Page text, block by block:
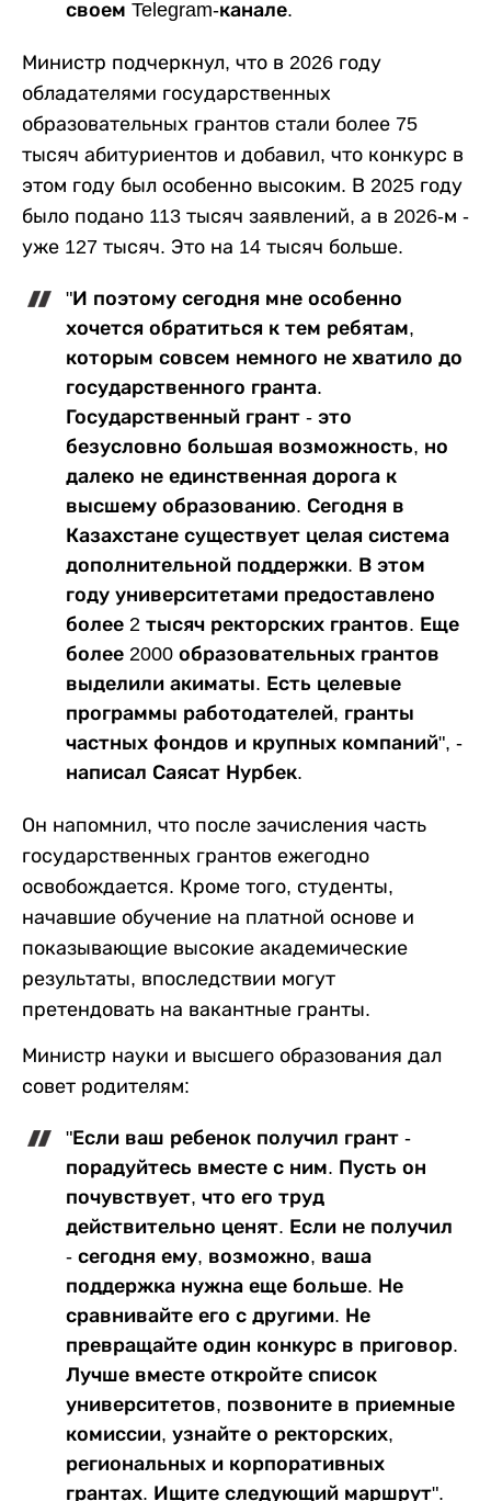
своем Telegram-канале.
Министр подчеркнул, что в 2026 году
обладателями государственных
образовательных грантов стали более 75
тысяч абитуриентов и добавил, что конкурс в
этом году был особенно высоким. В 2025 году
было подано 113 тысяч заявлений, а в 2026-м -
уже 127 тысяч. Это на 14 тысяч больше.
"И поэтому сегодня мне особенно
хочется обратиться к тем ребятам,
которым совсем немного не хватило до
государственного гранта.
Государственный грант - это
безусловно большая возможность, но
далеко не единственная дорога к
высшему образованию. Сегодня в
Казахстане существует целая система
дополнительной поддержки. В этом
году университетами предоставлено
более 2 тысяч ректорских грантов. Еще
более 2000 образовательных грантов
выделили акиматы. Есть целевые
программы работодателей, гранты
частных фондов и крупных компаний", -
написал Саясат Нурбек.
Он напомнил, что после зачисления часть
государственных грантов ежегодно
освобождается. Кроме того, студенты,
начавшие обучение на платной основе и
показывающие высокие академические
результаты, впоследствии могут
претендовать на вакантные гранты.
Министр науки и высшего образования дал
совет родителям:
"Если ваш ребенок получил грант -
порадуйтесь вместе с ним. Пусть он
почувствует, что его труд
действительно ценят. Если не получил
- сегодня ему, возможно, ваша
поддержка нужна еще больше. Не
сравнивайте его с другими. Не
превращайте один конкурс в приговор.
Лучше вместе откройте список
университетов, позвоните в приемные
комиссии, узнайте о ректорских,
региональных и корпоративных
грантах. Ищите следующий маршрут".